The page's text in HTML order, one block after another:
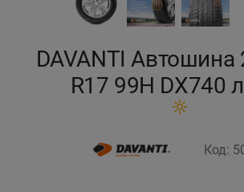
DAVANTI Автошина
R17 99H DX740
Код:
Петропавловск
Семей